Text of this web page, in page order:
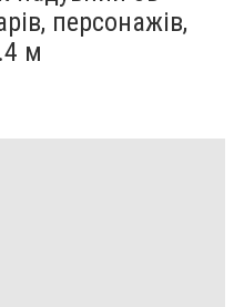
персонажів,
м